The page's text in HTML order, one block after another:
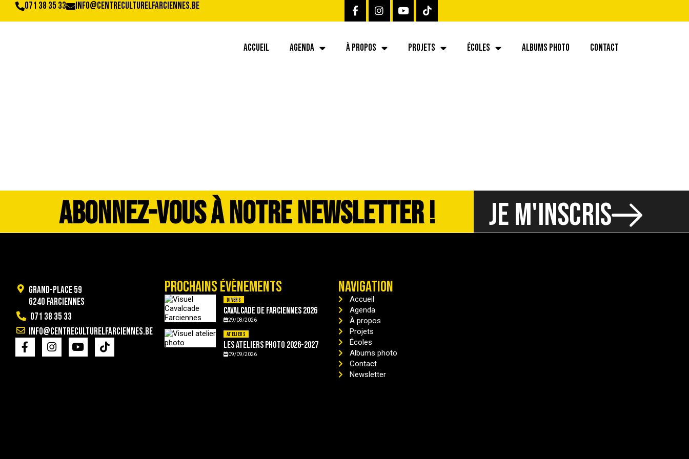
071 38 35 33 info@centreculturelfarciennes.be
ACCUEIL AGENDA À PROPOS PROJETS ÉCOLES ALBUMS PHOTO CONTACT
ABONNEZ-VOUS À NOTRE NEWSLETTER ! JE M'INSCRIS
Grand-Place 59
6240 Farciennes
071 38 35 33
info@centreculturelfarciennes.be
PROCHAINS ÉVÈNEMENTS
Divers
Cavalcade de Farciennes 2026
29/08/2026
Ateliers
Les ateliers photo 2026-2027
09/09/2026
NAVIGATION
Accueil
Agenda
À propos
Projets
Écoles
Albums photo
Contact
Newsletter